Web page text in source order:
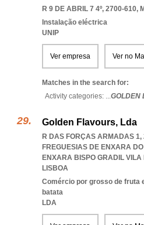
R 9 DE ABRIL 7 4º, 2700-610,
Instalação eléctrica
UNIP
Ver empresa Ver no
Matches in the search for:
Activity categories: ...GOLDEN
Golden Flavours, Lda
R DAS FORÇAS ARMADAS
FREGUESIAS DE ENXARA
ENXARA BISPO GRADIL
LISBOA
Comércio por grosso de fruta
batata
LDA